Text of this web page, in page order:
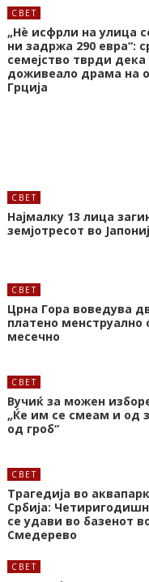
СВЕТ
„Нѐ исфрли на улица
ни задржа 290 евра“:
семејство тврди дека
доживеало драма на
Грција
СВЕТ
Најмалку 13 лица
земјотресот во
СВЕТ
Црна Гора воведува
платено менструално
месечно
СВЕТ
Вучиќ за можен
„Ќе им се смеам и од
од гроб“
СВЕТ
Трагедија во
Србија:
се удави во базенот
Смедерево
СВЕТ